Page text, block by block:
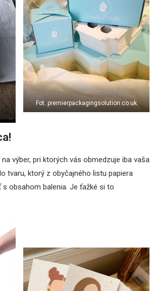
Fot. premierpackagingsolution.co.uk
výber, pri ktorých vás obmedzuje iba vaša
tvaru, ktorý z obyčajného listu papiera
obsahom balenia. Je ťažké si to